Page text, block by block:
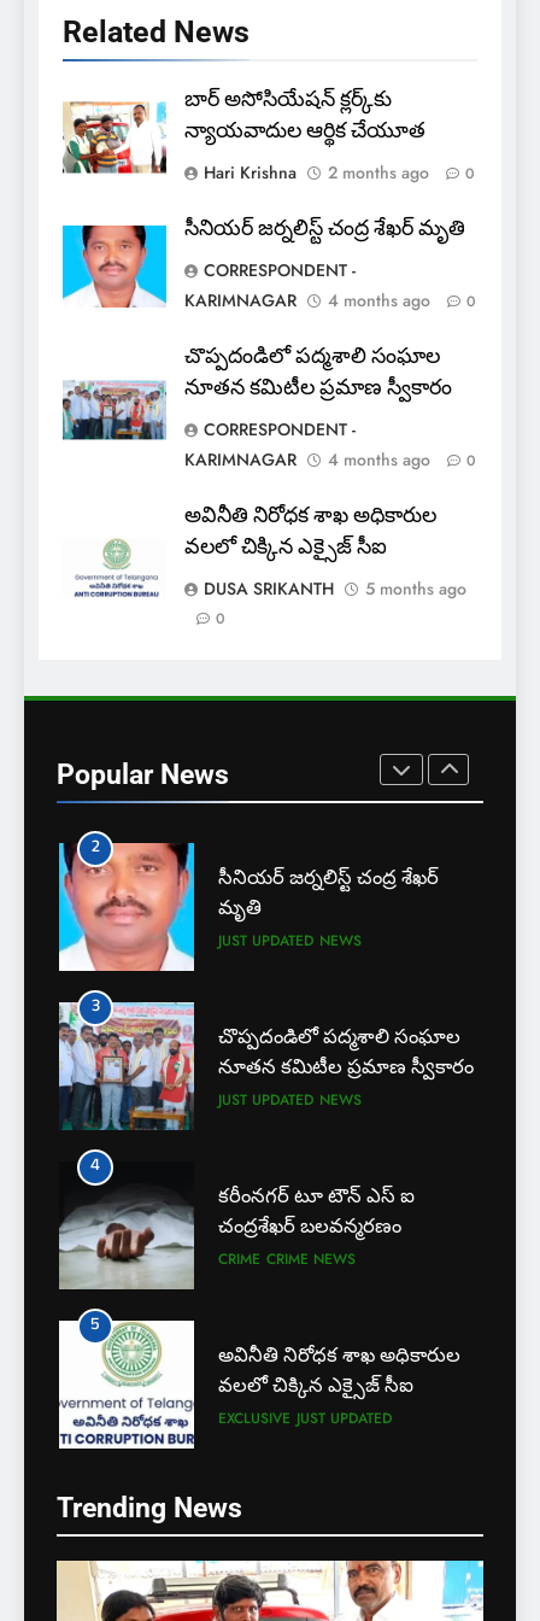
Related News
బార్ అసోసియేషన్ క్లర్క్‌కు
న్యాయవాదుల ఆర్థిక చేయూత
Hari Krishna
2 months ago 0
సీనియర్ జర్నలిస్ట్ చంద్ర శేఖర్ మృతి
CORRESPONDENT -
KARIMNAGAR
4 months ago 0
చొప్పదండిలో పద్మశాలి సంఘాల
నూతన కమిటీల ప్రమాణ స్వీకారం
CORRESPONDENT -
KARIMNAGAR
4 months ago 0
అవినీతి నిరోధక శాఖ అధికారుల
వలలో చిక్కిన ఎక్సైజ్ సీఐ
DUSA SRIKANTH
5 months ago
0
Popular News
5
అవినీతి నిరోధక శాఖ అధికారుల
వలలో చిక్కిన ఎక్సైజ్ సీఐ
EXCLUSIVE JUST UPDATED
ఎఫ్ ఈ ఎస్ డీ స్వచ్ఛంద సంస్థ
ఆధ్వర్యంలో పండ్ల పంపిణీ
JUST UPDATED KARIMNAGAR NEWS
ఎస్ యూ పరిధిలో మూడో విడత
దోస్త్ అడ్మిషన్ల ప్రక్రియ
EXCLUSIVE
1
న్యాయవాదుల ఆర్థిక చేయూత
JUST UPDATED KARIMNAGAR NEWS
2
సీనియర్ జర్నలిస్ట్ చంద్ర శేఖర్
మృతి
JUST UPDATED NEWS
3
చొప్పదండిలో పద్మశాలి సంఘాల
నూతన కమిటీల ప్రమాణ స్వీకారం
JUST UPDATED NEWS
4
కరీంనగర్ టూ టౌన్ ఎస్ ఐ
చంద్రశేఖర్ బలవన్మరణం
CRIME CRIME NEWS
5
అవినీతి నిరోధక శాఖ అధికారుల
వలలో చిక్కిన ఎక్సైజ్ సీఐ
EXCLUSIVE JUST UPDATED
లేబర్ కోడ్లను రద్దు చేయండి
NEWS
Trending News
5